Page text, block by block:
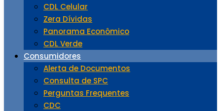
CDL Celular
Zera Dívidas
Panorama Econômico
CDL Verde
Consumidores
Alerta de Documentos
Consulta de SPC
Perguntas Frequentes
CDC